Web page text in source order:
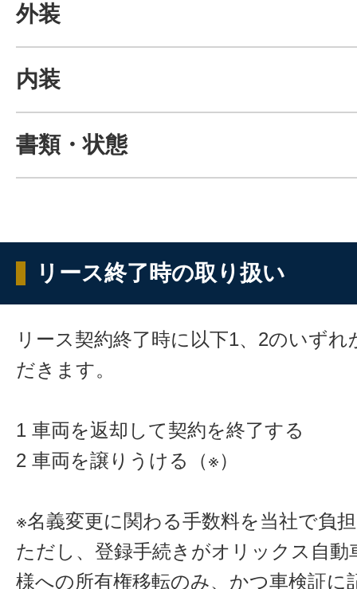
外装
内装
書類・状態
リース終了時の取り扱い
リース契約終了時に以下1、2のいず
だきます。
1 車両を返却して契約を終了する
2 車両を譲りうける（※）
※名義変更に関わる手数料を当社で負
ただし、登録手続きがオリックス自動
様への所有権移転のみ、かつ車検証に